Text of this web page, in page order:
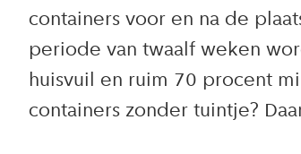
containers voor en na de
periode van twaalf weken
huisvuil en ruim 70 procent
containers zonder tuintje?